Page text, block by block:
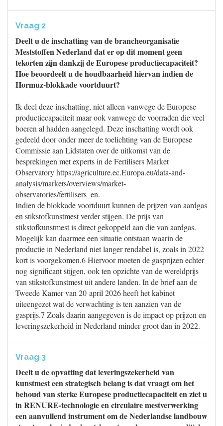
Vraag 2
Deelt u de inschatting van de brancheorganisatie
Meststoffen Nederland dat er op dit moment geen
tekorten zijn dankzij de Europese productiecapaciteit?
Hoe beoordeelt u de houdbaarheid hiervan indien de
Hormuz-blokkade voortduurt?
Ik deel deze inschatting, niet alleen vanwege de Europese
productiecapaciteit maar ook vanwege de voorraden die veel
boeren al hadden aangelegd. Deze inschatting wordt ook
gedeeld door onder meer de toelichting van de Europese
Commissie aan Lidstaten over de uitkomst van de
besprekingen met experts in de Fertilisers Market
Observatory https://agriculture.ec.Europa.eu/data-and-
analysis/markets/overviews/market-
observatories/fertilisers_en.
Indien de blokkade voortduurt kunnen de prijzen van aardgas
en stikstofkunstmest verder stijgen. De prijs van
stikstofkunstmest is direct gekoppeld aan die van aardgas.
Mogelijk kan daarmee een situatie ontstaan waarin de
productie in Nederland niet langer rendabel is, zoals in 2022
kort is voorgekomen.6 Hiervoor moeten de gasprijzen echter
nog significant stijgen, ook ten opzichte van de wereldprijs
van stikstofkunstmest uit andere landen. In de brief aan de
Tweede Kamer van 20 april 2026 heeft het kabinet
uiteengezet wat de verwachting is ten aanzien van de
gasprijs.7 Zoals daarin aangegeven is de impact op prijzen en
leveringszekerheid in Nederland minder groot dan in 2022.
Vraag 3
Deelt u de opvatting dat leveringszekerheid van
kunstmest een strategisch belang is dat vraagt om het
behoud van sterke Europese productiecapaciteit en ziet u
in RENURE-technologie en circulaire mestverwerking
een aanvullend instrument om de Nederlandse landbouw